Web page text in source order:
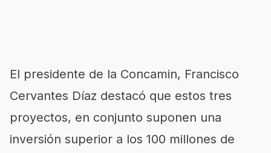
El presidente de la Concamin, Francisco
Cervantes Díaz destacó que estos tres
proyectos, en conjunto suponen una
inversión superior a los 100 millones de